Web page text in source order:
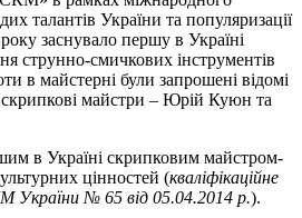
талантів України та популяризації
заснувало першу в Україні
струнно-смичкових інструментів
в майстерні були запрошені відомі
майстри – Юрій Куюн та
в Україні скрипковим майстром-
цінностей (кваліфікаційне
України № 65 від 05.04.2014 р.).